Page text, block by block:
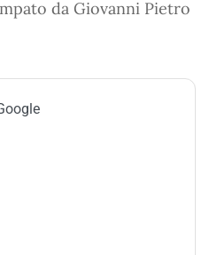
da Giovanni Pietro